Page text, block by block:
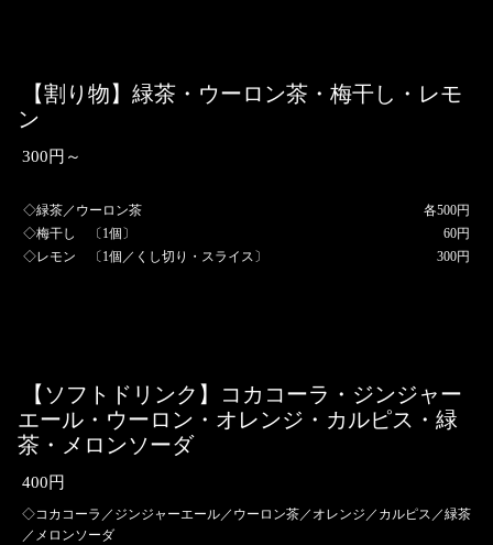
【割り物】緑茶・ウーロン茶・梅干し・レモ
ン
300円～
◇緑茶／ウーロン茶
各500円
◇梅干し 〔1個〕
60円
◇レモン 〔1個／くし切り・スライス〕
300円
【ソフトドリンク】コカコーラ・ジンジャー
エール・ウーロン・オレンジ・カルピス・緑
茶・メロンソーダ
400円
◇コカコーラ／ジンジャーエール／ウーロン茶／オレンジ／カルピス／緑茶
／メロンソーダ